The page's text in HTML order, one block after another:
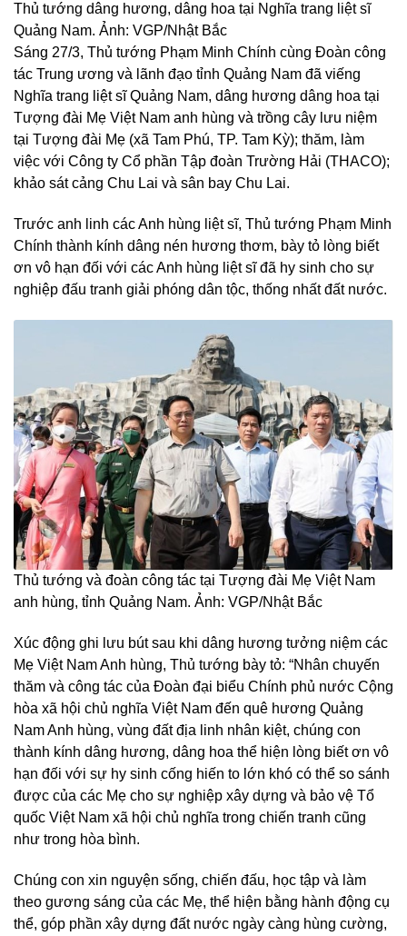
Thủ tướng dâng hương, dâng hoa tại Nghĩa trang liệt sĩ
Quảng Nam. Ảnh: VGP/Nhật Bắc
Sáng 27/3, Thủ tướng Phạm Minh Chính cùng Đoàn công
tác Trung ương và lãnh đạo tỉnh Quảng Nam đã viếng
Nghĩa trang liệt sĩ Quảng Nam, dâng hương dâng hoa tại
Tượng đài Mẹ Việt Nam anh hùng và trồng cây lưu niệm
tại Tượng đài Mẹ (xã Tam Phú, TP. Tam Kỳ); thăm, làm
việc với Công ty Cổ phần Tập đoàn Trường Hải (THACO);
khảo sát cảng Chu Lai và sân bay Chu Lai.
Trước anh linh các Anh hùng liệt sĩ, Thủ tướng Phạm Minh
Chính thành kính dâng nén hương thơm, bày tỏ lòng biết
ơn vô hạn đối với các Anh hùng liệt sĩ đã hy sinh cho sự
nghiệp đấu tranh giải phóng dân tộc, thống nhất đất nước.
Thủ tướng và đoàn công tác tại Tượng đài Mẹ Việt Nam
anh hùng, tỉnh Quảng Nam. Ảnh: VGP/Nhật Bắc
Xúc động ghi lưu bút sau khi dâng hương tưởng niệm các
Mẹ Việt Nam Anh hùng, Thủ tướng bày tỏ: “Nhân chuyến
thăm và công tác của Đoàn đại biểu Chính phủ nước Cộng
hòa xã hội chủ nghĩa Việt Nam đến quê hương Quảng
Nam Anh hùng, vùng đất địa linh nhân kiệt, chúng con
thành kính dâng hương, dâng hoa thể hiện lòng biết ơn vô
hạn đối với sự hy sinh cống hiến to lớn khó có thể so sánh
được của các Mẹ cho sự nghiệp xây dựng và bảo vệ Tổ
quốc Việt Nam xã hội chủ nghĩa trong chiến tranh cũng
như trong hòa bình.
Chúng con xin nguyện sống, chiến đấu, học tập và làm
theo gương sáng của các Mẹ, thể hiện bằng hành động cụ
thể, góp phần xây dựng đất nước ngày càng hùng cường,